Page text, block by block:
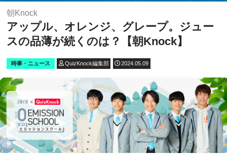
朝Knock
アップル、オレンジ、グレープ。ジュー
スの品薄が続くのは？【朝Knock】
時事・ニュース QuizKnock編集部 2024.05.09